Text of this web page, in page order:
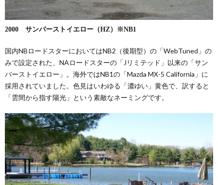
2000 サンバーストイエロー（HZ）※NB1
国内NBロードスターにおいてはNB2（後期型）の「WebTuned」の
みで設定された、NAロードスターの「Jリミテッド」以来の「サン
バーストイエロー」。海外ではNB1の「Mazda MX-5 California」に
採用されていました。色見はいわゆる「濃ゆい」黄色で、訳すると
「雲間から指す陽光」という素敵なネーミングです。